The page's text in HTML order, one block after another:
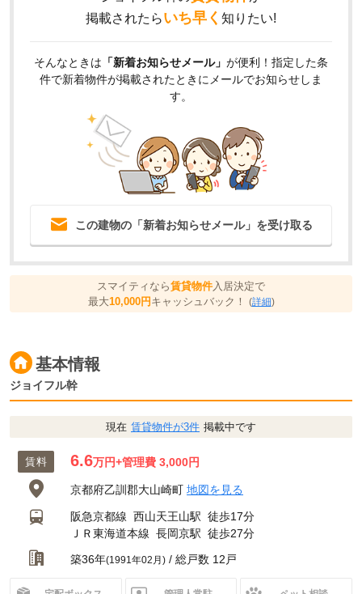
掲載されたらいち早く 知りたい!
そんなときは 「新着お知らせメール」 が便利！指定した条
件で新着物件が掲載されたときにメールでお知らせしま
す。
この建物の「新着お知らせメール」を受け取る
スマイティなら賃貸物件 入居決定で
最大10,000円キャッシュバック！ (詳細)
基本情報
ジョイフル幹
現在 賃貸物件が3件 掲載中です
賃料 6.6万円+管理費 3,000円
京都府乙訓郡大山崎町 地図を見る
阪急京都線 西山天王山駅 徒歩17分
ＪＲ東海道本線 長岡京駅 徒歩27分
築36年(1991年02月) / 総戸数 12戸